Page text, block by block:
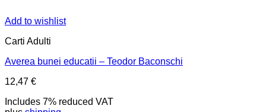
Add to wishlist
Carti Adulti
Averea bunei educatii – Teodor Baconschi
12,47 €
Includes 7% reduced VAT